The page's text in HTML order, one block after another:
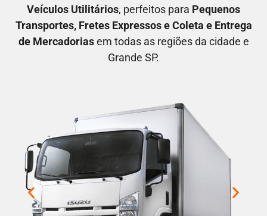
Veículos Utilitários, perfeitos para Pequenos
Transportes, Fretes Expressose Coleta e Entrega
de Mercadoriasem todas as regiões da cidade e
Grande SP.